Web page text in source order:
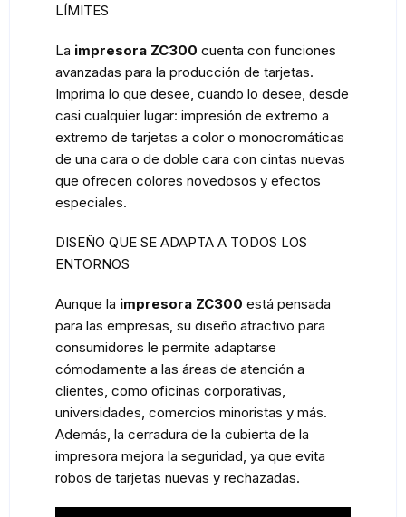
LÍMITES
La impresora ZC300 cuenta con funciones
avanzadas para la producción de tarjetas.
Imprima lo que desee, cuando lo desee, desde
casi cualquier lugar: impresión de extremo a
extremo de tarjetas a color o monocromáticas
de una cara o de doble cara con cintas nuevas
que ofrecen colores novedosos y efectos
especiales.
DISEÑO QUE SE ADAPTA A TODOS LOS
ENTORNOS
Aunque la impresora ZC300 está pensada
para las empresas, su diseño atractivo para
consumidores le permite adaptarse
cómodamente a las áreas de atención a
clientes, como oficinas corporativas,
universidades, comercios minoristas y más.
Además, la cerradura de la cubierta de la
impresora mejora la seguridad, ya que evita
robos de tarjetas nuevas y rechazadas.